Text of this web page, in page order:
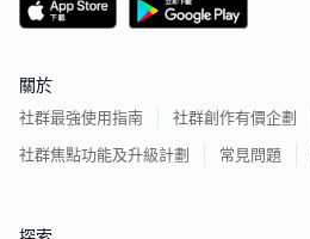
關於
社群最強使用指南
社群創作有價企劃
社群焦點功能及升級計劃
常見問題